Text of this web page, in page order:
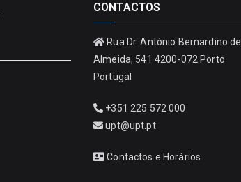
CONTACTOS
Rua Dr. António Bernardino de
Almeida, 541 4200-072 Porto
Portugal
+351 225 572 000
upt@upt.pt
Contactos e Horários